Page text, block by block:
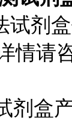
试剂
情请
剂盒